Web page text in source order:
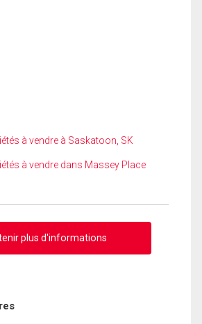
à vendre à Saskatoon, SK
à vendre dans Massey Place
plus d'informations